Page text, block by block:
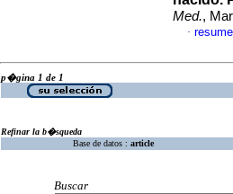
Med.,
·
p�gina 1 de 1
Refinar la b�squeda
Base de datos : article
Buscar